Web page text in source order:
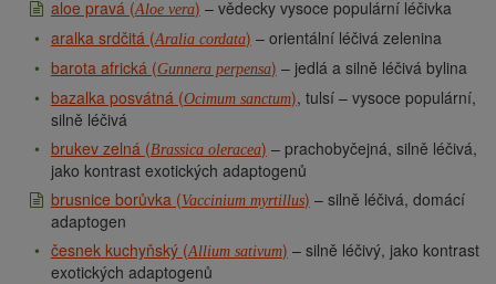
aloe pravá (Aloe vera) – vědecky vysoce populární léčivka
aralka srdčitá (Aralia cordata) – orientální léčivá zelenina
barota africká (Gunnera perpensa) – jedlá a silně léčivá bylina
bazalka posvátná (Ocimum sanctum), tulsí – vysoce populární,
silně léčivá
brukev zelná (Brassica oleracea) – prachobyčejná, silně léčivá,
jako kontrast exotických adaptogenů
brusnice borůvka (Vaccinium myrtillus) – silně léčivá, domácí
adaptogen
česnek kuchyňský (Allium sativum) – silně léčivý, jako kontrast
exotických adaptogenů